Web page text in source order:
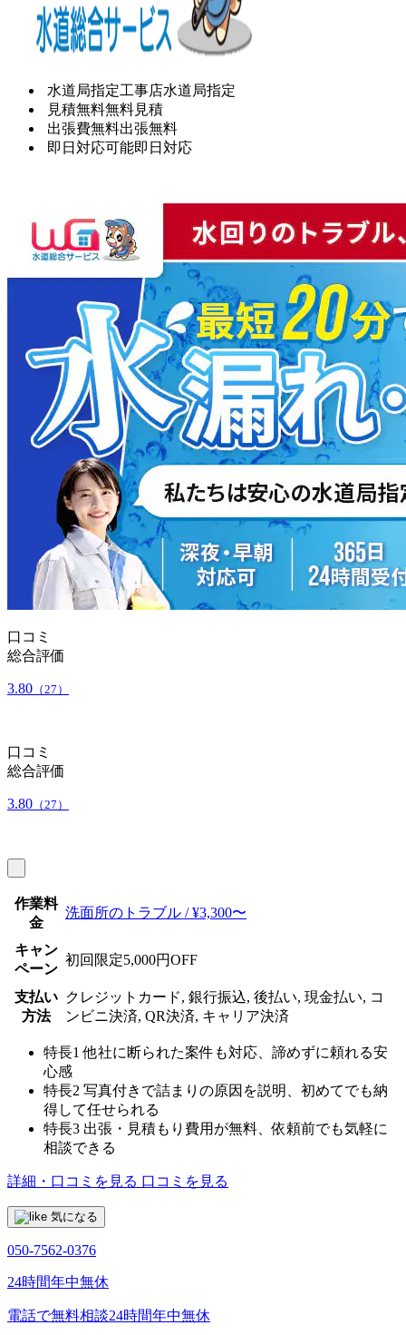
水道局指定工事店水道局指定
見積無料無料見積
出張費無料出張無料
即日対応可能即日対応
口コミ
総合評価
3.80 （27）
口コミ
総合評価
3.80 （27）
作業料
金
洗面所のトラブル / ¥3,300〜
キャン
ペーン
初回限定5,000円OFF
支払い
方法
クレジットカード, 銀行振込, 後払い, 現金払い, コ
ンビニ決済, QR決済, キャリア決済
特長1 他社に断られた案件も対応、諦めずに頼れる安
心感
特長2 写真付きで詰まりの原因を説明、初めてでも納
得して任せられる
特長3 出張・見積もり費用が無料、依頼前でも気軽に
相談できる
詳細・口コミを見る 口コミを見る
気になる
050-7562-0376
24時間年中無休
電話で無料相談24時間年中無休